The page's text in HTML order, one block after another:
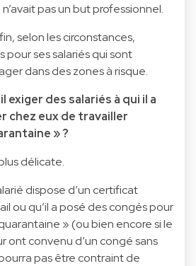
pas un but professionnel.
selon les circonstances,
pour ses salariés qui sont
dans des zones à risque.
exiger des salariés à qui il a
chez eux de travailler
» ?
délicate.
dispose d’un certificat
ou qu’il a posé des congés pour
» (ou bien encore si le
ont convenu d’un congé sans
pas être contraint de